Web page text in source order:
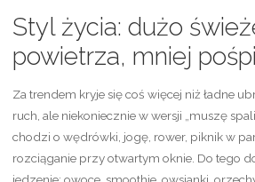
Styl życia: dużo
powietrza, mniej
Za trendem kryje się coś więcej niż ładne
ruch, ale niekoniecznie w wersji „muszę
chodzi o wędrówki, jogę, rower, piknik w
rozciąganie przy otwartym oknie. Do tego
jedzenie: owoce, smoothie, owsianki,